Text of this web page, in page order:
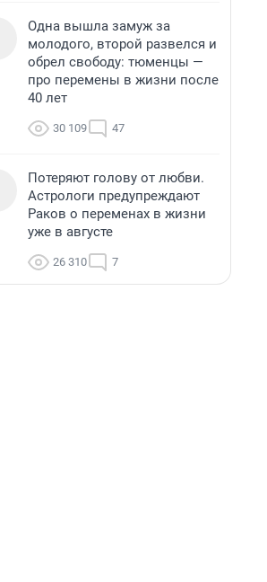
Одна вышла замуж за
молодого, второй развелся и
обрел свободу: тюменцы —
про перемены в жизни после
40 лет
30 109 47
Потеряют голову от любви.
Астрологи предупреждают
Раков о переменах в жизни
уже в августе
26 310 7